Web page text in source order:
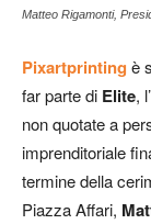
Matteo Rigamonti,
Pixartprinting è
far parte di Elite,
non quotate a
imprenditoriale
termine della
Piazza Affari,